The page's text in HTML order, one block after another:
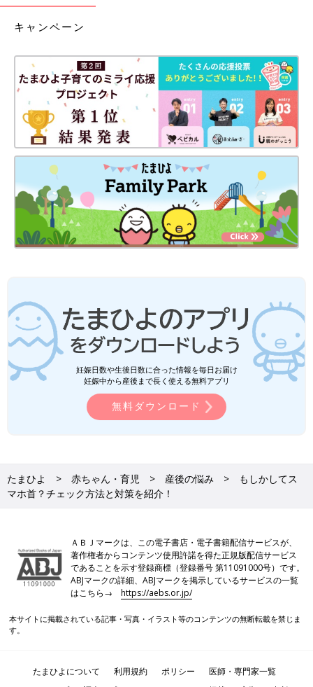
●長時間同じ姿勢は避け30分に1度は遠くを見たり違う姿勢をと
同じ姿勢は腰痛や肩こりも引き起こします。眼精疲労も起こしま
すので時間を決めて使用しましょう。
●心身のバランスをとるためにもヨガやストレッチで身体を動か
しましょう！
体のバランスはもちろん、スマホ依存症にならないためにも快適
に過ごせるように心身を整えましょう。
キャンペーン
妊娠日数や生後日数に合った情報を毎日お届け
妊娠中から産後まで長く使える無料アプリ
無料ダウンロード
たまひよ 赤ちゃん・育児 産後の悩み
もしかしてス
マホ首？チェック方法と対策を紹介！
ＡＢＪマークは、この電子書店・電子書籍配信サービスが、
著作権者からコンテンツ使用許諾を得た正規版配信サービス
であることを示す登録商標（登録番号 第11091000号）です。
ABJマークの詳細、ABJマークを掲示しているサービスの一覧
はこちら→https://aebs.or.jp/
本サイトに掲載されている記事・写真・イラスト等のコンテンツの無断転載を禁じま
す。
たまひよについて 利用規約 ポリシー
医師・専門家一覧